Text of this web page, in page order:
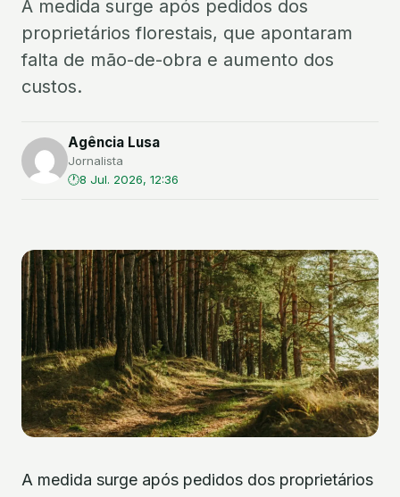
A medida surge após pedidos dos
proprietários florestais, que apontaram
falta de mão-de-obra e aumento dos
custos.
Agência Lusa
Jornalista
8 Jul. 2026, 12:36
A medida surge após pedidos dos proprietários